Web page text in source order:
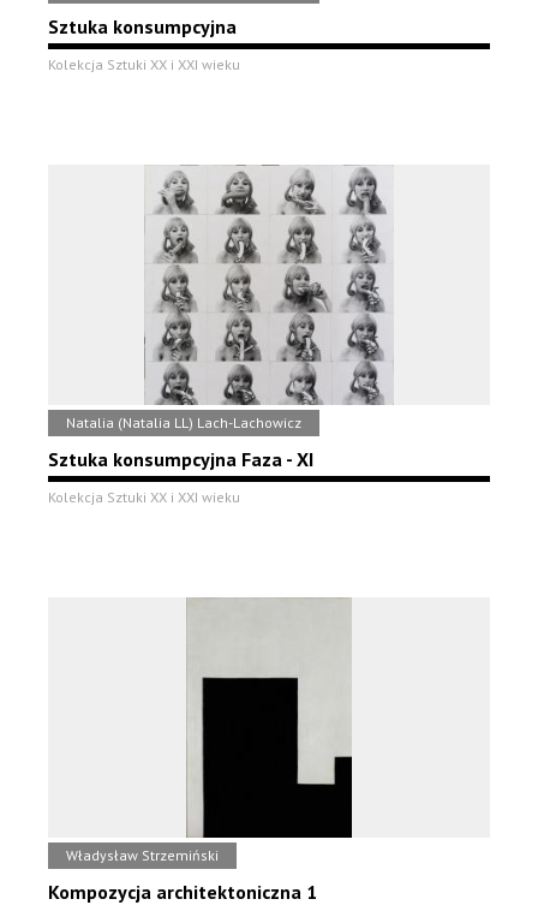
Sztuka konsumpcyjna
Kolekcja Sztuki XX i XXI wieku
Natalia (Natalia LL) Lach-Lachowicz
Sztuka konsumpcyjna Faza - XI
Kolekcja Sztuki XX i XXI wieku
Władysław Strzemiński
Kompozycja architektoniczna 1